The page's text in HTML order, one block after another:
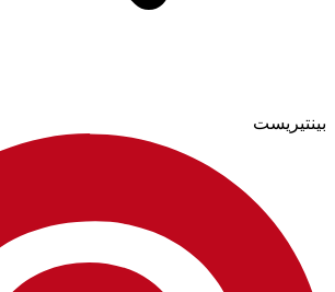
بينتيريست